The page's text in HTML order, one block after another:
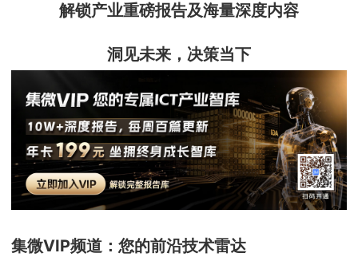
解锁产业重磅报告及海量深度内容
洞见未来，决策当下
集微VIP频道：您的前沿技术雷达